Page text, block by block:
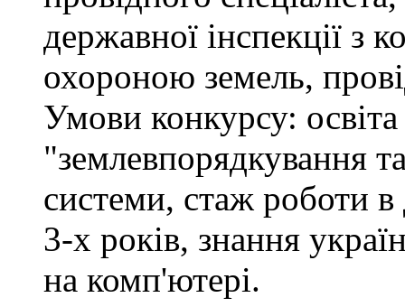
державної інспекції з
охороною земель,
Умови конкурсу:
"землевпорядкування
системи, стаж роботи
3-х років, знання
на комп'ютері.